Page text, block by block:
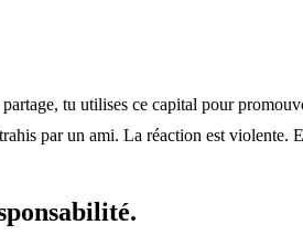
tu utilises ce capital pour
par un ami. La réaction est violente.